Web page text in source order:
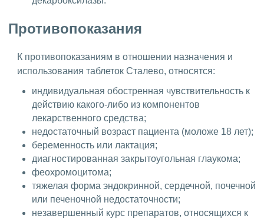
Противопоказания
К противопоказаниям в отношении назначения и
использования таблеток Сталево, относятся:
индивидуальная обостренная чувствительность к
действию какого-либо из компонентов
лекарственного средства;
недостаточный возраст пациента (моложе 18 лет);
беременность или лактация;
диагностированная закрытоугольная глаукома;
феохромоцитома;
тяжелая форма эндокринной, сердечной, почечной
или печеночной недостаточности;
незавершенный курс препаратов, относящихся к